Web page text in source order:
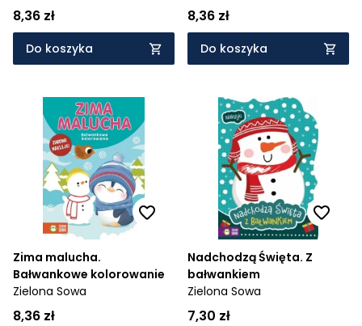
8,36 zł
Do koszyka
8,36 zł
Do koszyka
Zima malucha.
Bałwankowe kolorowanie
Zielona Sowa
8,36 zł
Nadchodzą Święta. Z
bałwankiem
Zielona Sowa
7,30 zł